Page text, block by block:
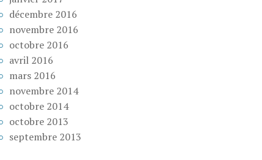
décembre 2016
novembre 2016
octobre 2016
avril 2016
mars 2016
novembre 2014
octobre 2014
octobre 2013
septembre 2013